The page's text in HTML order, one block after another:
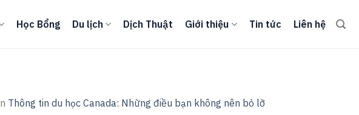
Học Bổng Du lịch Dịch Thuật Giới thiệu Tin tức Liên hệ
Thông tin du học Canada: Những điều bạn không nên bỏ lỡ